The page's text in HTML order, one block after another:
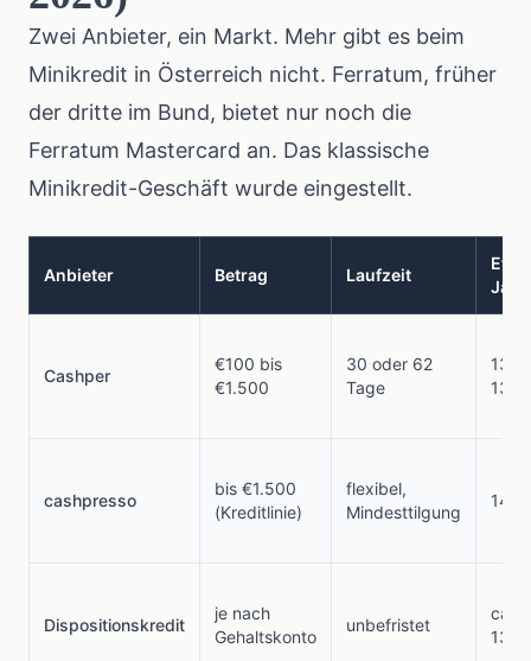
Zwei Anbieter, ein Markt. Mehr gibt es beim
Minikredit in Österreich nicht. Ferratum, früher
der dritte im Bund, bietet nur noch die
Ferratum Mastercard an. Das klassische
Minikredit-Geschäft wurde eingestellt.
Anbieter Betrag Laufzeit
Eff.
Cashper
€100 bis
€1.500
30 oder 62
Tage
cashpresso
bis €1.500
(Kreditlinie)
flexibel,
Mindesttilgung
Dispositionskredit
je nach
Gehaltskonto
unbefristet
ca.
13%